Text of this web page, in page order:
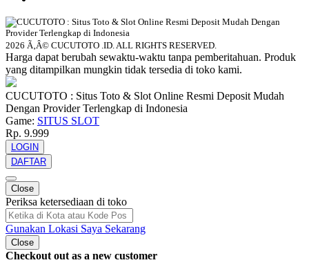
2026 Ã‚Â© CUCUTOTO .ID. ALL RIGHTS RESERVED.
Harga dapat berubah sewaktu-waktu tanpa pemberitahuan. Produk
yang ditampilkan mungkin tidak tersedia di toko kami.
CUCUTOTO : Situs Toto & Slot Online Resmi Deposit Mudah
Dengan Provider Terlengkap di Indonesia
Game: SITUS SLOT
Rp. 9.999
LOGIN
DAFTAR
Close
Periksa ketersediaan di toko
Gunakan Lokasi Saya Sekarang
Close
Checkout out as a new customer